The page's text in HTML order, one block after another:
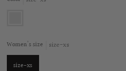
Women's size size-xs
size-xs